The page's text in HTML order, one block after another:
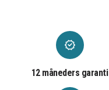
12 måneders garanti